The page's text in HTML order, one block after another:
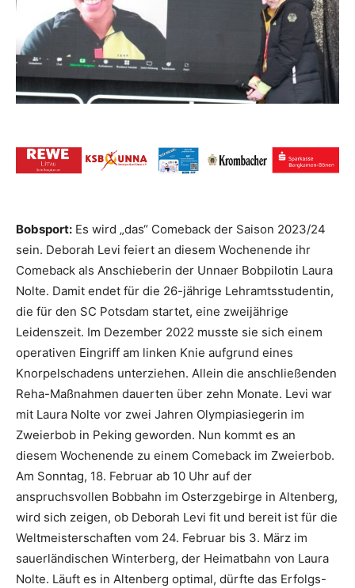
Bobsport: Es wird „das“ Comeback der Saison 2023/24
sein. Deborah Levi feiert an diesem Wochenende ihr
Comeback als Anschieberin der Unnaer Bobpilotin Laura
Nolte. Damit endet für die 26-jährige Lehramtsstudentin,
die für den SC Potsdam startet, eine zweijährige
Leidenszeit. Im Dezember 2022 musste sie sich einem
operativen Eingriff am linken Knie aufgrund eines
Knorpelschadens unterziehen. Allein die anschließenden
Reha-Maßnahmen dauerten über zehn Monate. Levi war
mit Laura Nolte vor zwei Jahren Olympiasiegerin im
Zweierbob in Peking geworden. Nun kommt es an
diesem Wochenende zu einem Comeback im Zweierbob.
Am Sonntag, 18. Februar ab 10 Uhr auf der
anspruchsvollen Bobbahn im Osterzgebirge in Altenberg,
wird sich zeigen, ob Deborah Levi fit und bereit ist für die
Weltmeisterschaften vom 24. Februar bis 3. März im
sauerländischen Winterberg, der Heimatbahn von Laura
Nolte. Läuft es in Altenberg optimal, dürfte das Erfolgs-